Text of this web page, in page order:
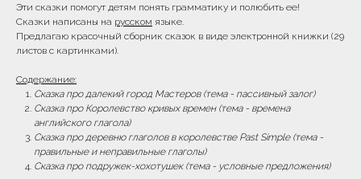
Эти сказки помогут детям понять грамматику и полюбить ее!
Сказки написаны на русском языке.
Предлагаю красочный сборник сказок в виде электронной книжки (29
листов с картинками).
Содержание:
Сказка про далекий город Мастеров (тема - пассивный залог)
Сказка про Королевство кривых времен (тема - времена
английского глагола)
Сказка про деревню глаголов в королевстве Past Simple (тема -
правильные и неправильные глаголы)
Сказка про подружек-хохотушек (тема - условные предложения)
Часы работы: